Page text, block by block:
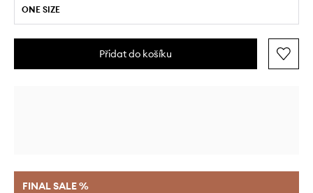
ONE SIZE
Přidat do košíku
FINAL SALE %